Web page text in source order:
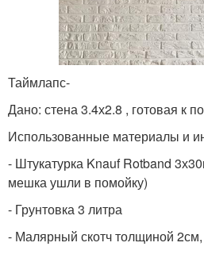
Таймлапс-
Дано: стена 3.4х2.8 , готовая к
Использованные материалы и
- Штукатурка Knauf Rotband
мешка ушли в помойку)
- Грунтовка 3 литра
- Малярный скотч толщиной